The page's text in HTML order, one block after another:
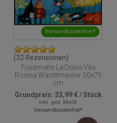
Versandkostenfrei*
(32 Rezensionen)
Fussmatte La Dolce Vita
Rosina Wachtmeister 50x75
cm
Grundpreis: 33,99 €/Stück
inkl. ges. MwSt.
Versandkostenfrei*